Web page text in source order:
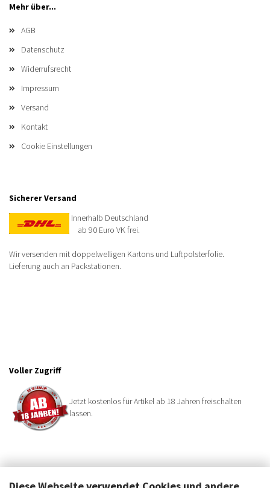
Mehr über...
AGB
Datenschutz
Widerrufsrecht
Impressum
Versand
Kontakt
Cookie Einstellungen
Sicherer Versand
Innerhalb Deutschland
ab 90 Euro VK frei.
Wir versenden mit doppelwelligen Kartons und Luftpolsterfolie.
Lieferung auch an Packstationen.
Voller Zugriff
Jetzt kostenlos für Artikel ab 18 Jahren freischalten
lassen.